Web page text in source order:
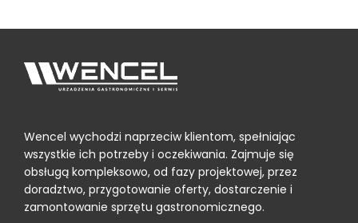
Wencel wychodzi naprzeciw klientom, spełniając
wszystkie ich potrzeby i oczekiwania. Zajmuje się
obsługą kompleksowo, od fazy projektowej, przez
doradztwo, przygotowanie oferty, dostarczenie i
zamontowanie sprzętu gastronomicznego.